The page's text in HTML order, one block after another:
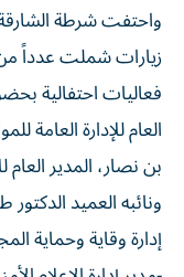
واحتفت شرطة
زيارات شملت عدداً
فعاليات احتفالية
العام للإدارة العامة
بن نصار، المدير العام
ونائبه العميد
إدارة وقاية وحماية